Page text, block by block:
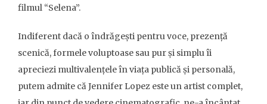
filmul “Selena”.
Indiferent dacă o îndrăgești pentru voce, prezență
scenică, formele voluptoase sau pur și simplu îi
apreciezi multivalențele în viața publică și personală,
putem admite că Jennifer Lopez este un artist complet,